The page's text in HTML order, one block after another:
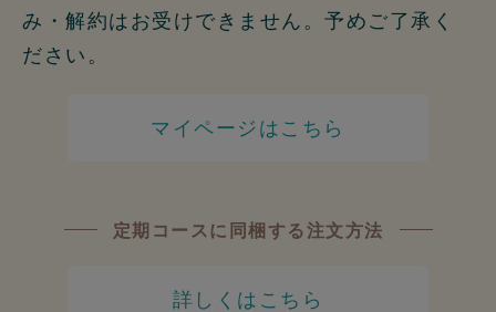
み・解約はお受けできません。予めご了承く
ださい。
マイページはこちら
定期コースに同梱する注文方法
詳しくはこちら